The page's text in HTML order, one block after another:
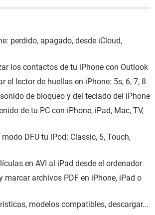
perdido, apagado, desde iCloud,
los contactos de tu iPhone con Outlook
el lector de huellas en iPhone: 5s, 6, 7, 8
de bloqueo y del teclado del iPhone
de tu PC con iPhone, iPad, Mac, TV,
DFU tu iPod: Classic, 5, Touch,
en AVI al iPad desde el ordenador
marcar archivos PDF en iPhone, iPad o
modelos compatibles, descargar...